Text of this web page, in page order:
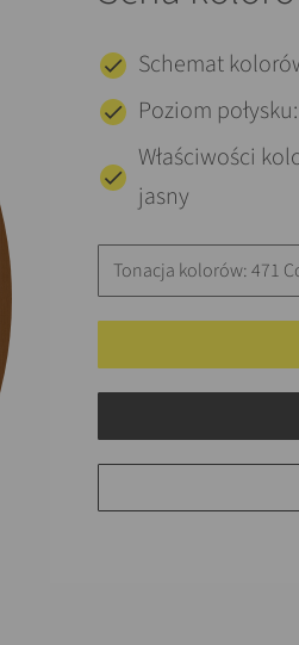
Schemat
Poziom
Właściwości
jasny
Tonacja kolorów: 471